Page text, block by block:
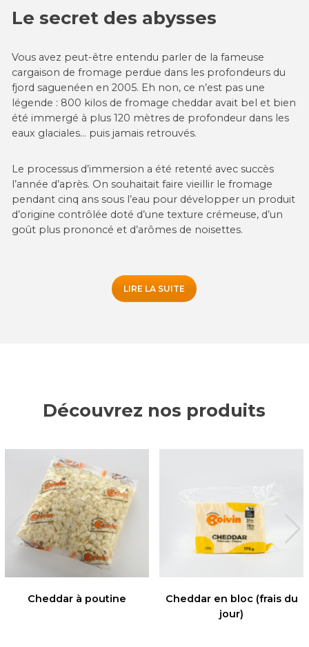
Le secret des abysses
Vous avez peut-être entendu parler de la fameuse
cargaison de fromage perdue dans les profondeurs du
fjord saguenéen en 2005. Eh non, ce n’est pas une
légende : 800 kilos de fromage cheddar avait bel et bien
été immergé à plus 120 mètres de profondeur dans les
eaux glaciales… puis jamais retrouvés.
Le processus d’immersion a été retenté avec succès
l’année d’après. On souhaitait faire vieillir le fromage
pendant cinq ans sous l’eau pour développer un produit
d’origine contrôlée doté d’une texture crémeuse, d’un
goût plus prononcé et d’arômes de noisettes.
LIRE LA SUITE
Découvrez nos produits
Cheddar à poutine
Cheddar en bloc (frais du
jour)